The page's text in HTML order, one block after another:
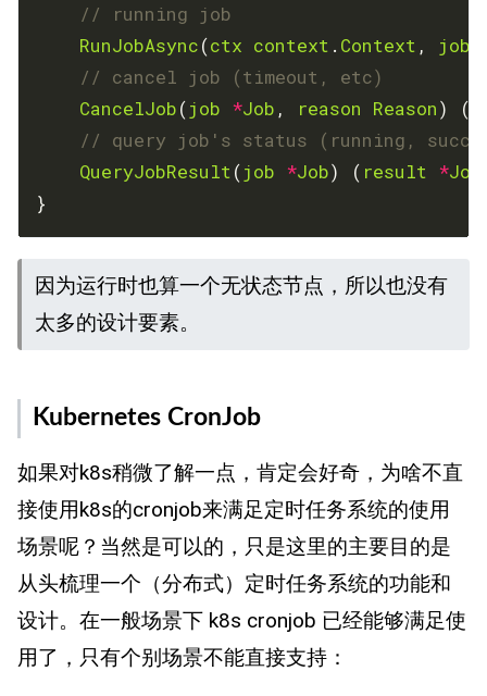
// running job
RunJobAsync(ctx context . Context , job
// cancel job (timeout, etc)
CancelJob(job *Job , reason Reason) (
// query job's status (running,
QueryJobResult(job *Job) ( result *
}
因为运行时也算一个无状态节点，所以也没有
太多的设计要素。
Kubernetes CronJob
如果对k8s稍微了解一点，肯定会好奇，为啥不直
接使用k8s的cronjob来满足定时任务系统的使用
场景呢？当然是可以的，只是这里的主要目的是
从头梳理一个（分布式）定时任务系统的功能和
设计。在一般场景下 k8s cronjob 已经能够满足使
用了，只有个别场景不能直接支持：